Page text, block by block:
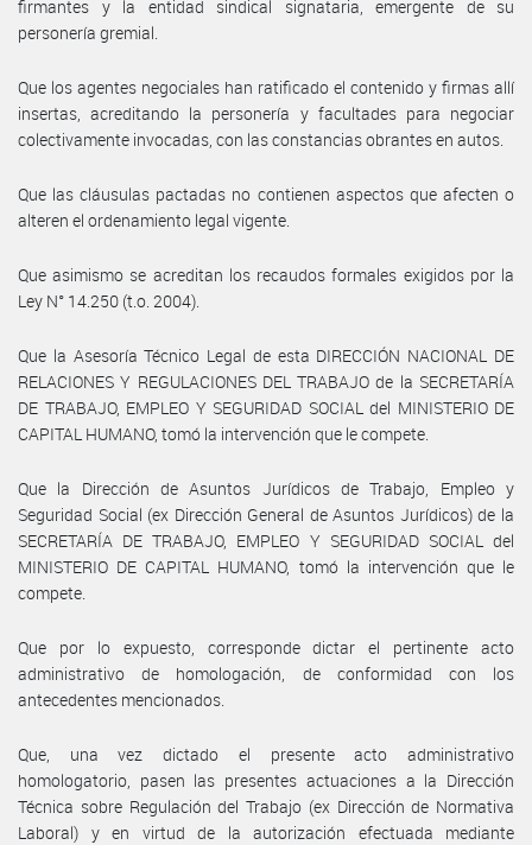
firmantes y la entidad sindical signataria, emergente de su
personería gremial.
Que los agentes negociales han ratificado el contenido y firmas allí
insertas, acreditando la personería y facultades para negociar
colectivamente invocadas, con las constancias obrantes en autos.
Que las cláusulas pactadas no contienen aspectos que afecten o
alteren el ordenamiento legal vigente.
Que asimismo se acreditan los recaudos formales exigidos por la
Ley N° 14.250 (t.o. 2004).
Que la Asesoría Técnico Legal de esta DIRECCIÓN NACIONAL DE
RELACIONES Y REGULACIONES DEL TRABAJO de la SECRETARÍA
DE TRABAJO, EMPLEO Y SEGURIDAD SOCIAL del MINISTERIO DE
CAPITAL HUMANO, tomó la intervención que le compete.
Que la Dirección de Asuntos Jurídicos de Trabajo, Empleo y
Seguridad Social (ex Dirección General de Asuntos Jurídicos) de la
SECRETARÍA DE TRABAJO, EMPLEO Y SEGURIDAD SOCIAL del
MINISTERIO DE CAPITAL HUMANO, tomó la intervención que le
compete.
Que por lo expuesto, corresponde dictar el pertinente acto
administrativo de homologación, de conformidad con los
antecedentes mencionados.
Que, una vez dictado el presente acto administrativo
homologatorio, pasen las presentes actuaciones a la Dirección
Técnica sobre Regulación del Trabajo (ex Dirección de Normativa
Laboral) y en virtud de la autorización efectuada mediante